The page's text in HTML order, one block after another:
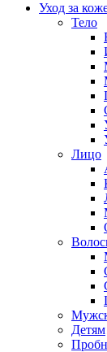
Уход за
Тело
Лицо
Детям